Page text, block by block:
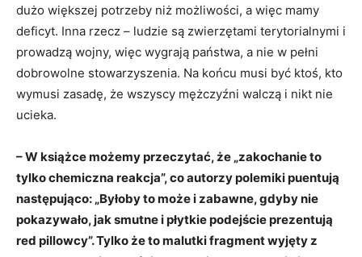
dużo większej potrzeby niż możliwości, a więc mamy
deficyt. Inna rzecz – ludzie są zwierzętami terytorialnymi i
prowadzą wojny, więc wygrają państwa, a nie w pełni
dobrowolne stowarzyszenia. Na końcu musi być ktoś, kto
wymusi zasadę, że wszyscy mężczyźni walczą i nikt nie
ucieka.
– W książce możemy przeczytać, że „zakochanie to
tylko chemiczna reakcja”, co autorzy polemiki puentują
następująco: „Byłoby to może i zabawne, gdyby nie
pokazywało, jak smutne i płytkie podejście prezentują
red pillowcy”. Tylko że to malutki fragment wyjęty z